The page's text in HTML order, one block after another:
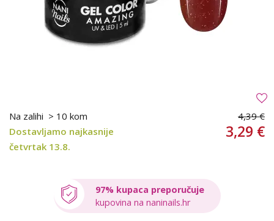
Na zalihi > 10 kom
Dostavljamo najkasnije
četvrtak 13.8.
4,39 €
3,29 €
97% kupaca preporučuje
kupovina na naninails.hr